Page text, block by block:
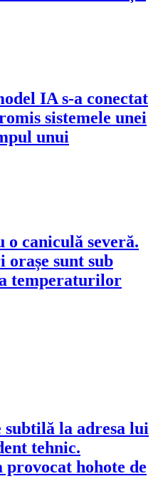
IA s-a conectat
sistemele unei
unui
caniculă severă.
orașe sunt sub
temperaturilor
la adresa lui
tehnic.
hohote de